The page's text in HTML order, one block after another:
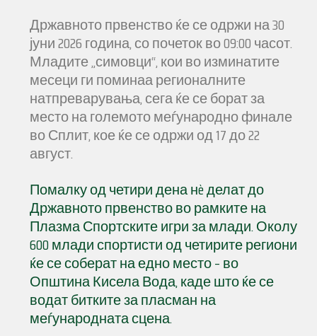
Државното првенство ќе се одржи на 30
јуни 2026 година, со почеток во 09:00 часот.
Младите „симовци“, кои во изминатите
месеци ги поминаа регионалните
натпреварувања, сега ќе се борат за
место на големото меѓународно финале
во Сплит, кое ќе се одржи од 17 до 22
август.
Помалку од четири дена нè делат до
Државното првенство во рамките на
Плазма Спортските игри за млади. Околу
600 млади спортисти од четирите региони
ќе се соберат на едно место – во
Општина Кисела Вода, каде што ќе се
водат битките за пласман на
меѓународната сцена.